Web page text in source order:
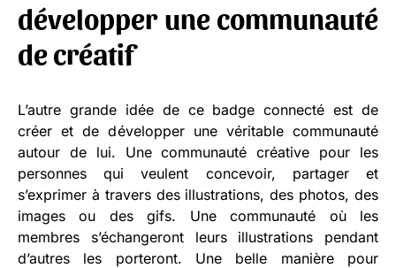
développer une communauté
de créatif
L’autre grande idée de ce badge connecté est de
créer et de développer une véritable communauté
autour de lui. Une communauté créative pour les
personnes qui veulent concevoir, partager et
s’exprimer à travers des illustrations, des photos, des
images ou des gifs. Une communauté où les
membres s’échangeront leurs illustrations pendant
d’autres les porteront. Une belle manière pour